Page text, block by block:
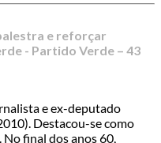
e reforçar
- Partido Verde – 43
e ex-deputado
Destacou-se como
final dos anos 60,